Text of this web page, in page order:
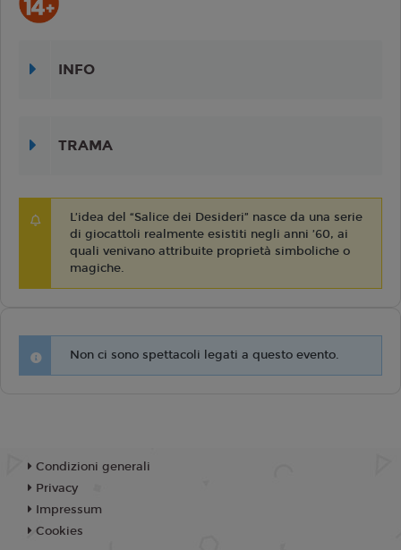
INFO
TRAMA
L’idea del “Salice dei Desideri” nasce da una serie
di giocattoli realmente esistiti negli anni ’60, ai
quali venivano attribuite proprietà simboliche o
magiche.
Non ci sono spettacoli legati a questo evento.
Condizioni generali
Privacy
Impressum
Cookies